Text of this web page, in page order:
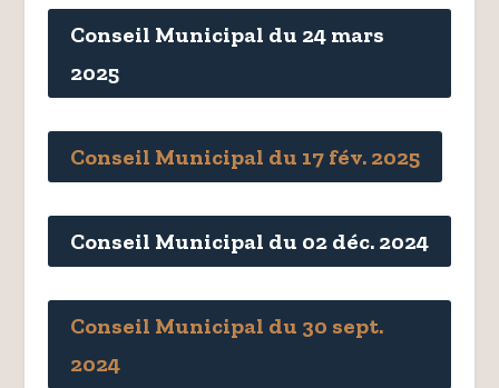
Conseil Municipal du 24 mars
2025
Conseil Municipal du 17 fév. 2025
Conseil Municipal du 02 déc. 2024
Conseil Municipal du 30 sept.
2024